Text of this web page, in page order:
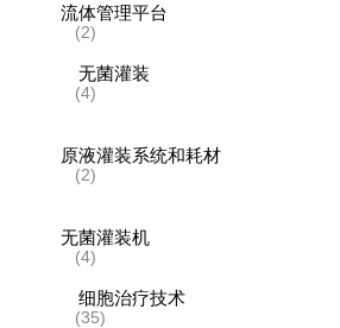
流体管理平台
(2)
无菌灌装
(4)
原液灌装系统和耗材
(2)
无菌灌装机
(4)
细胞治疗技术
(35)